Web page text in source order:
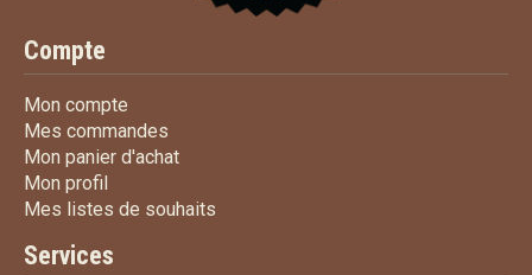
Compte
Mon compte
Mes commandes
Mon panier d'achatMon panier d'achat
Mon profil
Mes listes de souhaits
Services